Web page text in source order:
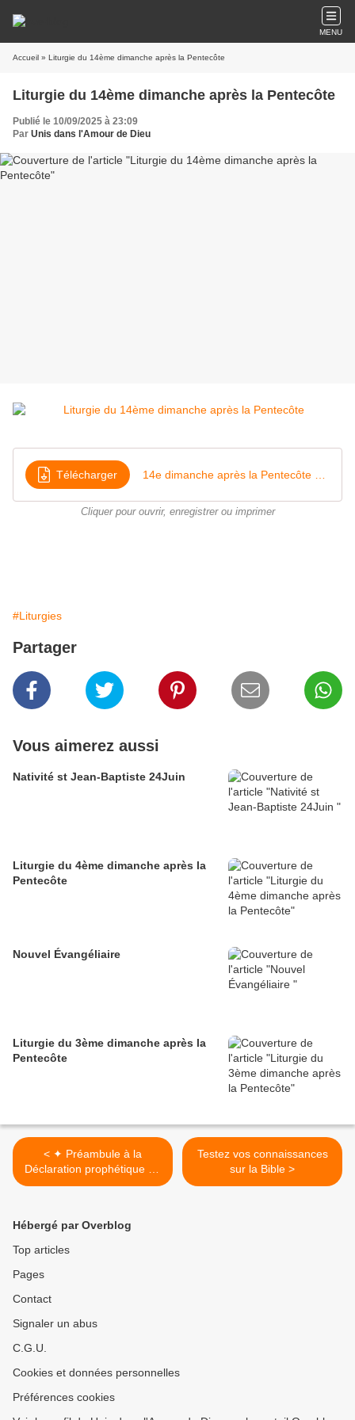
MENU
Accueil » Liturgie du 14ème dimanche après la Pentecôte
Liturgie du 14ème dimanche après la Pentecôte
Publié le 10/09/2025 à 23:09
Par Unis dans l'Amour de Dieu
Télécharger
Cliquer pour ouvrir, enregistrer ou imprimer
#Liturgies
Partager
Vous aimerez aussi
Nativité st Jean-Baptiste 24Juin
Liturgie du 4ème dimanche après la
Pentecôte
Nouvel Évangéliaire
Liturgie du 3ème dimanche après la
Pentecôte
< ✦ Préambule à la
Déclaration prophétique de
Jacques III
Testez vos connaissances
sur la Bible >
Hébergé par Overblog
Top articles
Pages
Contact
Signaler un abus
C.G.U.
Cookies et données personnelles
Préférences cookies